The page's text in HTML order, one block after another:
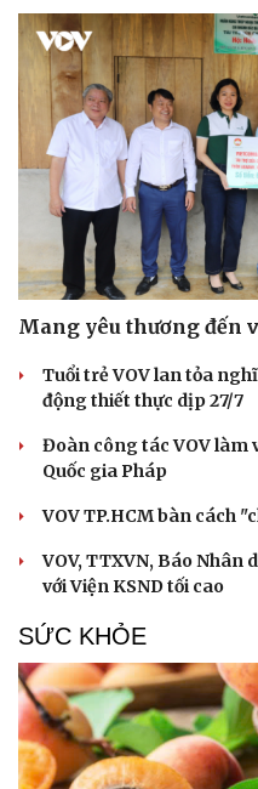
Cải chính
Mang yêu thương đến
Tuổi trẻ VOV lan tỏa
động thiết thực dịp 27/7
Đoàn công tác VOV làm
Quốc gia Pháp
VOV TP.HCM bàn cách
VOV, TTXVN, Báo
với Viện KSND tối cao
SỨC KHỎE